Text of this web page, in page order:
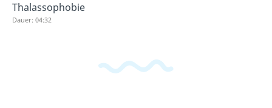
Thalassophobie
Dauer: 04:32